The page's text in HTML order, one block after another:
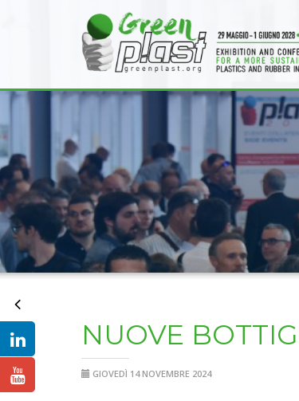
NUOVE
GIOVEDÌ 14 NOVEMBRE 2024